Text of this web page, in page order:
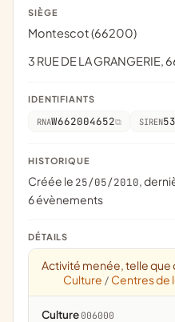
SIÈGE
Montescot (66200)
3 RUE DE LA
IDENTIFIANTS
RNAW662004652 SIREN
HISTORIQUE
Créée le 25/05/2010,
6 évènements
DÉTAILS
Activité menée, telle que
Culture / Centres de
Culture 006000